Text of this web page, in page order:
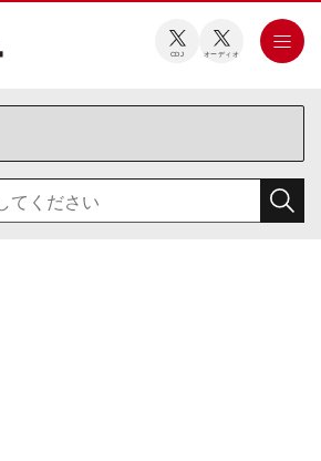
CDJ オーディオ